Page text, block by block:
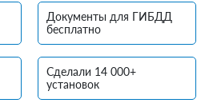
Документы для ГИБДД
бесплатно
Сделали 14 000+
установок